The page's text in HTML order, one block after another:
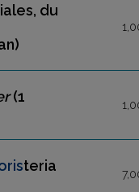
du
(1
teria